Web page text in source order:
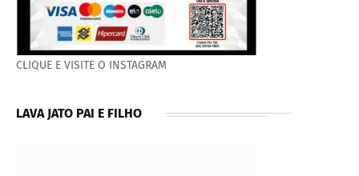
CLIQUE E VISITE O INSTAGRAM
LAVA JATO PAI E FILHO